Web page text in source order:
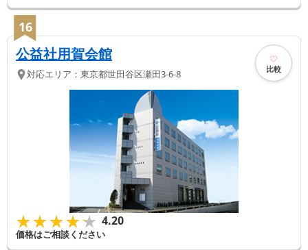
16
公益社用賀会館
対応エリア： 東京都世田谷区瀬田3-6-8 比較
★★★★★
★★★★★ 4.20
価格はご相談ください